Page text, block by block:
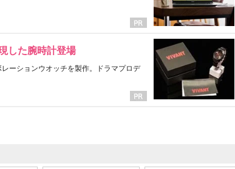
した腕時計登場
ーションウオッチを製作。ドラマプロデ